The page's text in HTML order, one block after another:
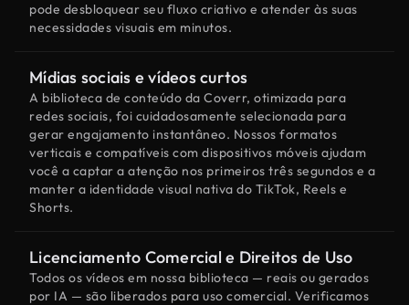
pode desbloquear seu fluxo criativo e atender às suas
necessidades visuais em minutos.
Mídias sociais e vídeos curtos
A biblioteca de conteúdo da Coverr, otimizada para
redes sociais, foi cuidadosamente selecionada para
gerar engajamento instantâneo. Nossos formatos
verticais e compatíveis com dispositivos móveis ajudam
você a captar a atenção nos primeiros três segundos e a
manter a identidade visual nativa do TikTok, Reels e
Shorts.
Licenciamento Comercial e Direitos de Uso
Todos os vídeos em nossa biblioteca — reais ou gerados
por IA — são liberados para uso comercial. Verificamos